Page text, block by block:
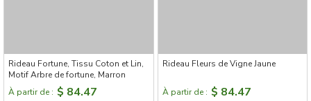
Rideau Fortune, Tissu Coton et Lin,
Motif Arbre de fortune, Marron
À partir de : $ 84.47
Rideau Fleurs de Vigne Jaune
À partir de : $ 84.47